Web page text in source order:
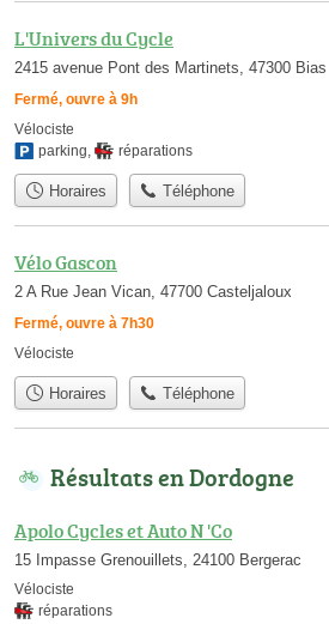
L'Univers du Cycle
2415 avenue Pont des Martinets, 47300 Bias
Fermé, ouvre à 9h
Vélociste
parking
réparations
Horaires Téléphone
Vélo Gascon
2 A Rue Jean Vican, 47700 Casteljaloux
Fermé, ouvre à 7h30
Vélociste
Horaires Téléphone
Résultats en Dordogne
Apolo Cycles et Auto N 'Co
15 Impasse Grenouillets, 24100 Bergerac
Vélociste
réparations